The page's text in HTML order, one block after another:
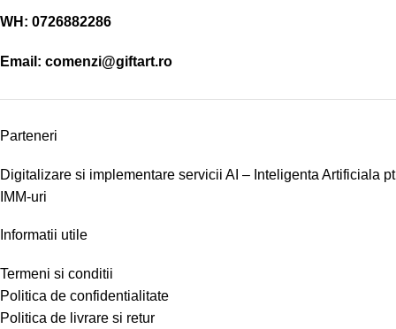
WH: 0726882286
Email: comenzi@giftart.ro
Parteneri
Digitalizare si implementare servicii AI – Inteligenta Artificiala pt
IMM-uri
Informatii utile
Termeni si conditii
Politica de confidentialitate
Politica de livrare si retur